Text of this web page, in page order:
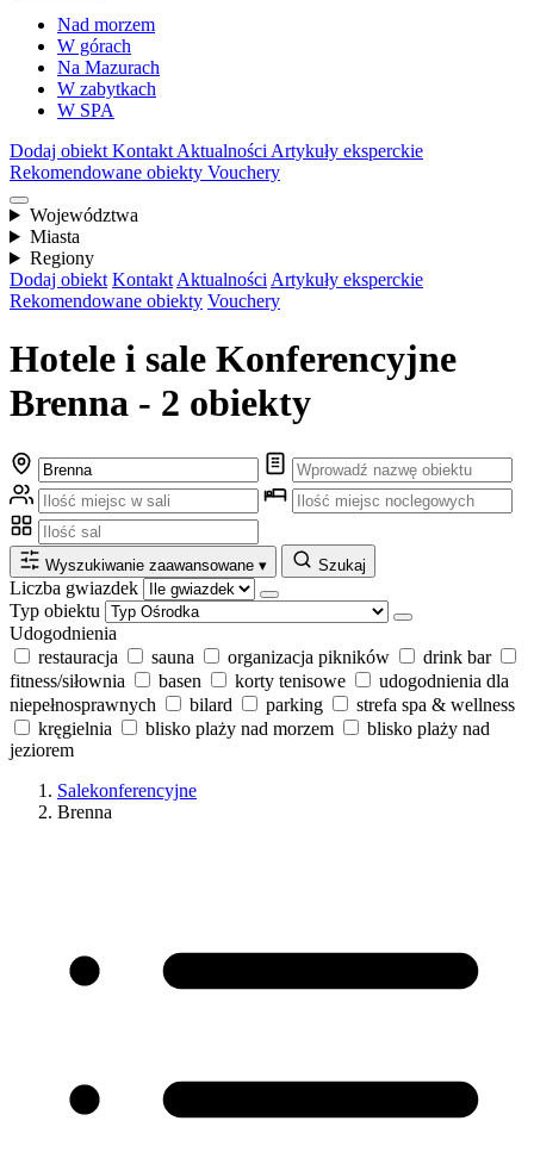
Nad morzem
W górach
Na Mazurach
W zabytkach
W SPA
Dodaj obiekt Kontakt Aktualności Artykuły eksperckie
Rekomendowane obiekty Vouchery
Województwa
Miasta
Regiony
Dodaj obiekt Kontakt Aktualności Artykuły eksperckie
Rekomendowane obiekty Vouchery
Hotele i sale Konferencyjne
Brenna - 2 obiekty
Wyszukiwanie zaawansowane ▾ Szukaj
Liczba gwiazdek
Typ obiektu
Udogodnienia
restauracja
sauna organizacja pikników
drink bar
fitness/siłownia
basen korty tenisowe
udogodnienia dla
niepełnosprawnych
bilard parking
strefa spa & wellness
kręgielnia
blisko plaży nad morzem
blisko plaży nad
jeziorem
Salekonferencyjne
Brenna